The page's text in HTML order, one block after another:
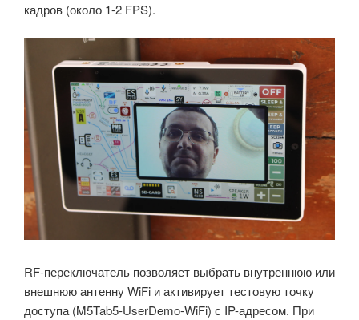
кадров (около 1-2 FPS).
RF-переключатель позволяет выбрать внутреннюю или
внешнюю антенну WiFi и активирует тестовую точку
доступа (M5Tab5-UserDemo-WiFi) с IP-адресом. При